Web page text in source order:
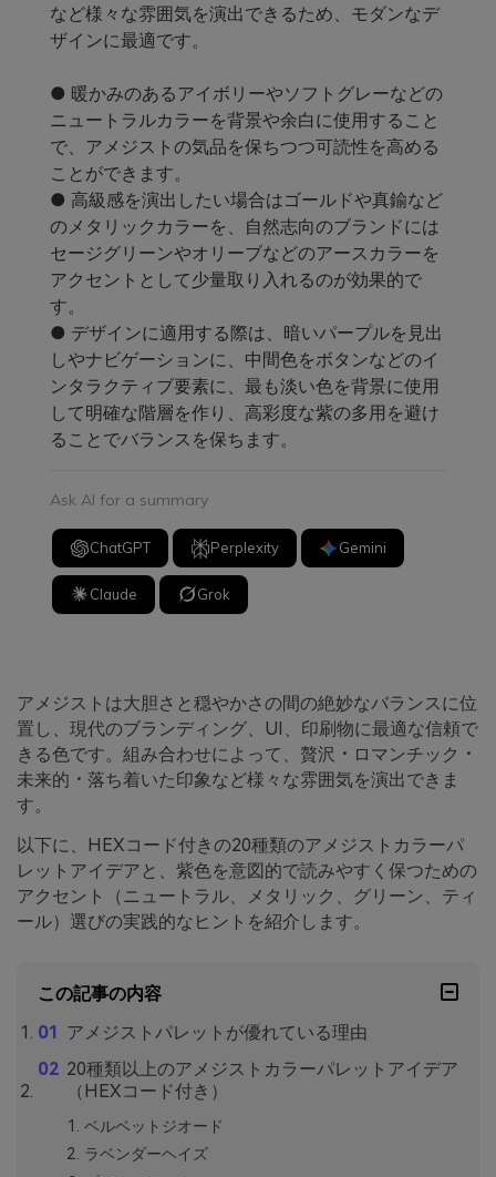
など様々な雰囲気を演出できるため、モダンなデ
ザインに最適です。
● 暖かみのあるアイボリーやソフトグレーなどの
ニュートラルカラーを背景や余白に使用すること
で、アメジストの気品を保ちつつ可読性を高める
ことができます。
● 高級感を演出したい場合はゴールドや真鍮など
のメタリックカラーを、自然志向のブランドには
セージグリーンやオリーブなどのアースカラーを
アクセントとして少量取り入れるのが効果的で
す。
● デザインに適用する際は、暗いパープルを見出
しやナビゲーションに、中間色をボタンなどのイ
ンタラクティブ要素に、最も淡い色を背景に使用
して明確な階層を作り、高彩度な紫の多用を避け
ることでバランスを保ちます。
Ask AI for a summary
ChatGPT Perplexity Gemini
Claude Grok
アメジストは大胆さと穏やかさの間の絶妙なバランスに位
置し、現代のブランディング、UI、印刷物に最適な信頼で
きる色です。組み合わせによって、贅沢・ロマンチック・
未来的・落ち着いた印象など様々な雰囲気を演出できま
す。
以下に、HEXコード付きの20種類のアメジストカラーパ
レットアイデアと、紫色を意図的で読みやすく保つための
アクセント（ニュートラル、メタリック、グリーン、ティ
ール）選びの実践的なヒントを紹介します。
この記事の内容
アメジストパレットが優れている理由
20種類以上のアメジストカラーパレットアイデア
（HEXコード付き）
ベルベットジオード
ラベンダーヘイズ